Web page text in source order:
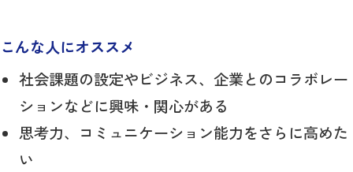
こんな人にオススメ
社会課題の設定やビジネス、企業とのコラボレー
ションなどに興味・関心がある
思考力、コミュニケーション能力をさらに高めた
い